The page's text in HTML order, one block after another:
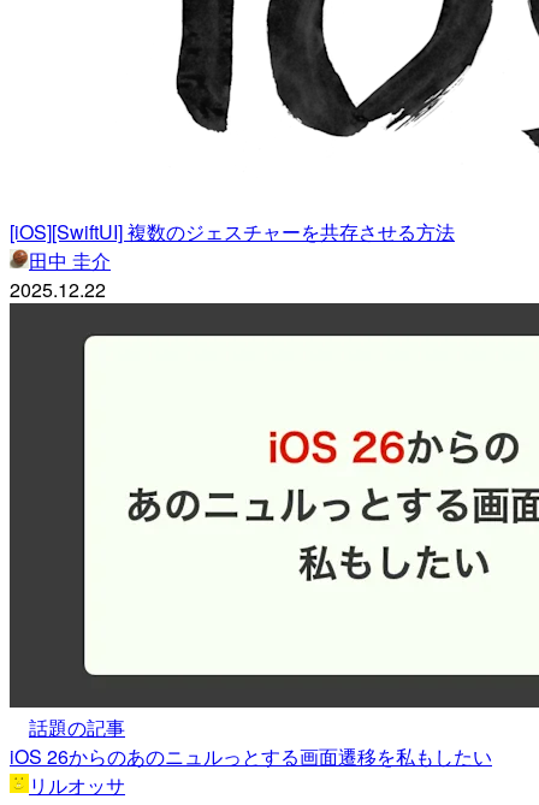
[iOS][SwiftUI] 複数のジェスチャーを共存させる方法
田中 圭介
2025.12.22
話題の記事
iOS 26からのあのニュルっとする画面遷移を私もしたい
リルオッサ